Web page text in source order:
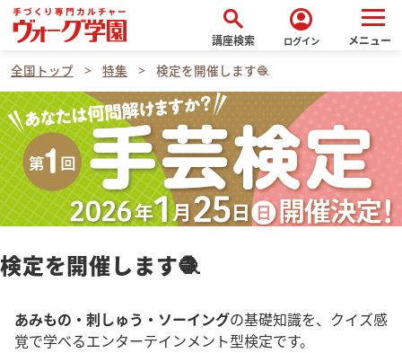
search
講座検索
account_circle
ログイン メニュー
全国トップ 特集 検定を開催します🧶
検定を開催します🧶
あみもの・刺しゅう・ソーイングの基礎知識を、クイズ感
覚で学べるエンターテインメント型検定です。